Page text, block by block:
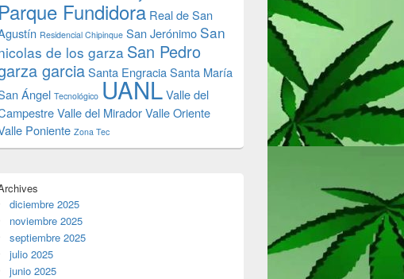
Parque Fundidora Real de San
Residencial Chipinque San Jerónimo San
de los garza San Pedro
garciaSanta EngraciaSanta María
Ángel Tecnológico UANLValle del
Valle del MiradorValle Oriente
Poniente Zona Tec
diciembre 2025
noviembre 2025
septiembre 2025
julio 2025
junio 2025